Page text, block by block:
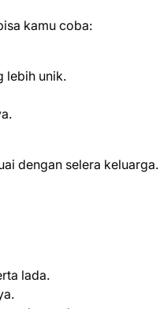
kamu coba:
lebih unik.
dengan selera keluarga.
lada.